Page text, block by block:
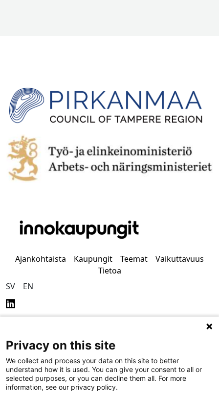
Ajankohtaista Kaupungit Teemat
Vaikuttavuus
Tietoa
SV
EN
Tietosuoja Saavutettavuus
Privacy on this site
We collect and process your data on this site to better
understand how it is used. You can give your consent to all or
selected purposes, or you can decline them all. For more
information, see our privacy policy.